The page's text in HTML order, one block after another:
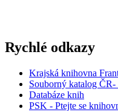
Rychlé odkazy
Krajská knihovna
Souborný katalog
Databáze knih
PSK - Ptejte se